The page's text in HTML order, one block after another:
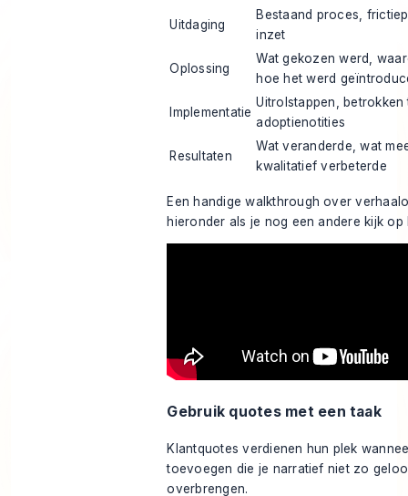
Uitdaging
Bestaand proces,
inzet
Oplossing
Wat gekozen werd,
hoe het werd
Implementatie
Uitrolstappen, betrokken
adoptienotities
Resultaten
Wat veranderde, wat
kwalitatief verbeterde
Een handige walkthrough over
hieronder als je nog een andere kijk
Gebruik quotes met een taak
Klantquotes verdienen hun plek
toevoegen die je narratief niet zo
overbrengen.